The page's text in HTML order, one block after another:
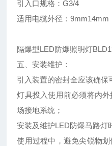
引入口规格：G3/4
适用电缆外径：9mm14mm
隔爆型LED防爆照明灯
五、安装维护：
引入装置的密封全应该确保
灯具投入使用前必须将内
场接地系统；
安装及维护LED防爆马路灯
使用过程中，避免尖锐物